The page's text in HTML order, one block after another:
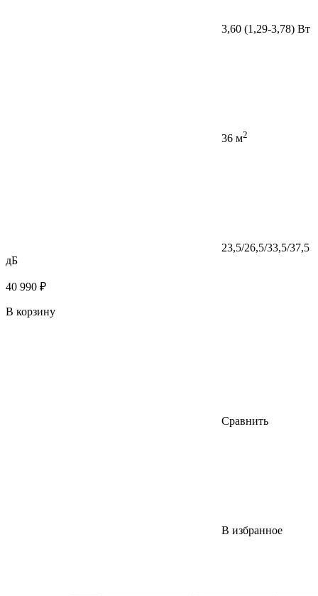
3,60 (1,29-3,78) Вт
36 м2
23,5/26,5/33,5/37,5
дБ
40 990 ₽
В корзину
Сравнить
В избранное